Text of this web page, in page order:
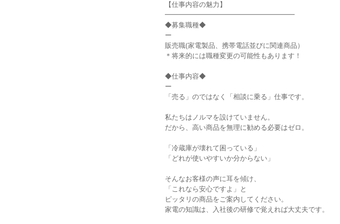
【仕事内容の魅力】
━━━━━━━━━━━━━━━━━━━
◆募集職種◆
ー
販売職(家電製品、携帯電話並びに関連商品）
＊将来的には職種変更の可能性もあります！
◆仕事内容◆
ー
「売る」のではなく「相談に乗る」仕事です。
私たちはノルマを設けていません。
だから、高い商品を無理に勧める必要はゼロ。
「冷蔵庫が壊れて困っている」
「どれが使いやすいか分からない」
そんなお客様の声に耳を傾け、
「これなら安心ですよ」と
ピッタリの商品をご案内してください。
家電の知識は、入社後の研修で覚えれば大丈夫です。